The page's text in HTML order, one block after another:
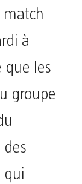
match
à
que les
groupe
des
qui